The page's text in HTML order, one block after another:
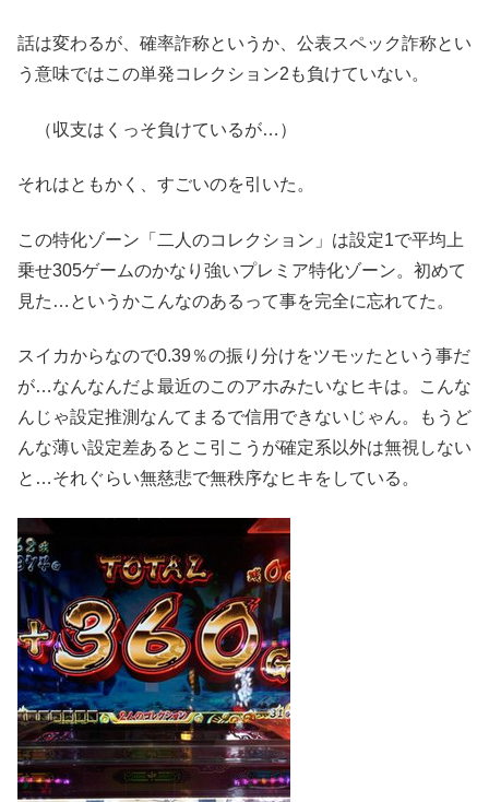
話は変わるが、確率詐称というか、公表スペック詐称とい
う意味ではこの単発コレクション2も負けていない。
（収支はくっそ負けているが…）
それはともかく、すごいのを引いた。
この特化ゾーン「二人のコレクション」は設定1で平均上
乗せ305ゲームのかなり強いプレミア特化ゾーン。初めて
見た…というかこんなのあるって事を完全に忘れてた。
スイカからなので0.39％の振り分けをツモッたという事だ
が…なんなんだよ最近のこのアホみたいなヒキは。こんな
んじゃ設定推測なんてまるで信用できないじゃん。もうど
んな薄い設定差あるとこ引こうが確定系以外は無視しない
と…それぐらい無慈悲で無秩序なヒキをしている。